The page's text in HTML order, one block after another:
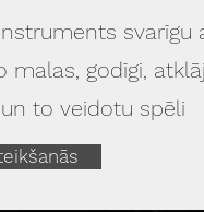
svarīgu
malas, godīgi,
to veidotu spēli